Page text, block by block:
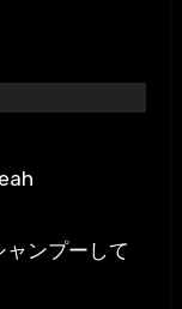
ンプーして